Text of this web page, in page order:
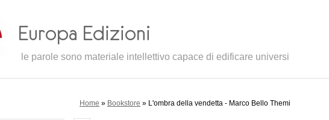
le parole sono materiale intellettivo capace di edificare universi
Home » Bookstore » L'ombra della vendetta - Marco Bello Themi